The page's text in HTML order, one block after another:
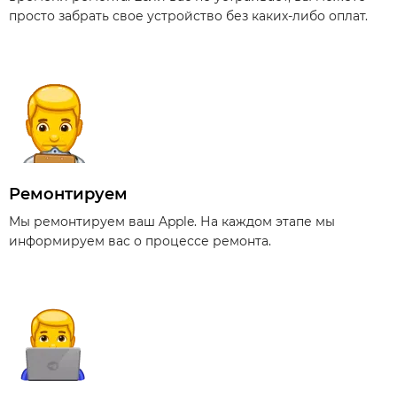
просто забрать свое устройство без каких-либо оплат.
Ремонтируем
Мы ремонтируем ваш Apple. На каждом этапе мы
информируем вас о процессе ремонта.